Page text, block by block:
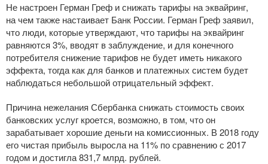
Не настроен Герман Греф и снижать тарифы на эквайринг,
на чем также настаивает Банк России. Герман Греф заявил,
что люди, которые утверждают, что тарифы на эквайринг
равняются 3%, вводят в заблуждение, и для конечного
потребителя снижение тарифов не будет иметь никакого
эффекта, тогда как для банков и платежных систем будет
наблюдаться небольшой отрицательный эффект.
Причина нежелания Сбербанка снижать стоимость своих
банковских услуг кроется, возможно, в том, что он
зарабатывает хорошие деньги на комиссионных. В 2018 году
его чистая прибыль выросла на 11% по сравнению с 2017
годом и достигла 831,7 млрд. рублей.